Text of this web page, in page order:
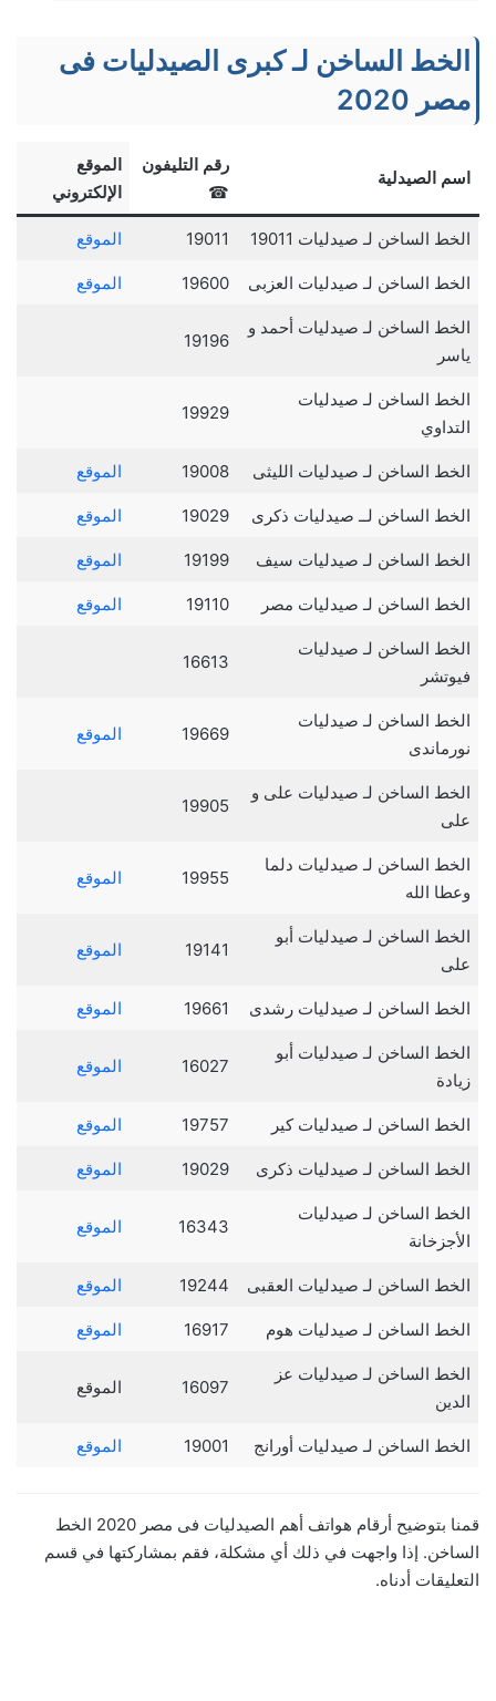
الخط الساخن لـ كبرى الصيدليات فى
مصر 2020
اسم الصيدلية
رقم التليفون
☎
الموقع
الإلكتروني
الخط الساخن لـ صيدليات 19011 19011 الموقع
الخط الساخن لـ صيدليات العزبى 19600 الموقع
الخط الساخن لـ صيدليات أحمد و
ياسر
19196
الخط الساخن لـ صيدليات
التداوي
19929
الخط الساخن لـ صيدليات الليثى 19008 الموقع
الخط الساخن لــ صيدليات ذكرى 19029 الموقع
الخط الساخن لـ صيدليات سيف 19199 الموقع
الخط الساخن لـ صيدليات مصر 19110 الموقع
الخط الساخن لـ صيدليات
فيوتشر
16613
الخط الساخن لـ صيدليات
نورماندى
19669 الموقع
الخط الساخن لـ صيدليات على و
على
19905
الخط الساخن لـ صيدليات دلما
وعطا الله
19955 الموقع
الخط الساخن لـ صيدليات أبو
على
19141 الموقع
الخط الساخن لـ صيدليات رشدى 19661 الموقع
الخط الساخن لـ صيدليات أبو
زيادة
16027 الموقع
الخط الساخن لـ صيدليات كير 19757 الموقع
الخط الساخن لـ صيدليات ذكرى 19029 الموقع
الخط الساخن لـ صيدليات
الأجزخانة
16343 الموقع
الخط الساخن لـ صيدليات العقبى 19244 الموقع
الخط الساخن لـ صيدليات هوم 16917 الموقع
الخط الساخن لـ صيدليات عز
الدين
16097 الموقع
الخط الساخن لـ صيدليات أورانج 19001 الموقع
قمنا بتوضيح أرقام هواتف أهم الصيدليات فى مصر 2020 الخط
الساخن. إذا واجهت في ذلك أي مشكلة، فقم بمشاركتها في قسم
التعليقات أدناه.